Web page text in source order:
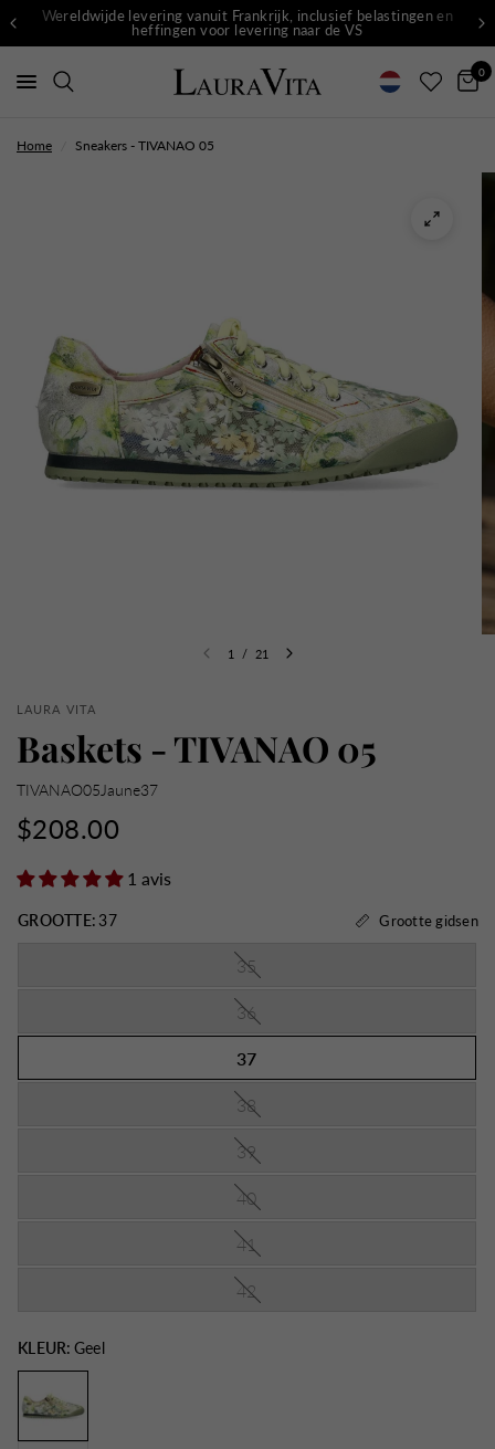
Wereldwijde levering vanuit Frankrijk, inclusief belastingen en
heffingen voor levering naar de VS
0
Home Sneakers - TIVANAO 05
1 / 21
LAURA VITA
Baskets - TIVANAO 05
TIVANAO05Jaune37
$208.00
1 avis
GROOTTE: 37 Grootte gidsen
35
36
37
38
39
40
41
42
KLEUR: Geel